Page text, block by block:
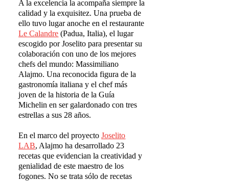
A la excelencia la acompaña siempre la
calidad y la exquisitez. Una prueba de
ello tuvo lugar anoche en el restaurante
Le Calandre (Padua, Italia), el lugar
escogido por Joselito para presentar su
colaboración con uno de los mejores
chefs del mundo: Massimiliano
Alajmo. Una reconocida figura de la
gastronomía italiana y el chef más
joven de la historia de la Guía
Michelin en ser galardonado con tres
estrellas a sus 28 años.
En el marco del proyectoJoselito
LAB, Alajmo ha desarrollado 23
recetas que evidencian la creatividad y
genialidad de este maestro de los
fogones. No se trata sólo de recetas